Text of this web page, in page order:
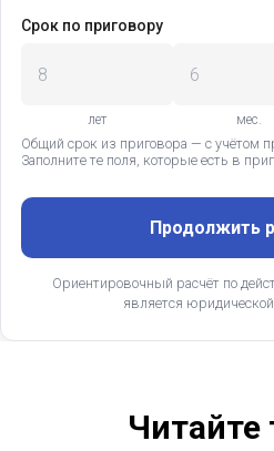
Срок по приговору
лет мес.
Общий срок из приговора — с учётом
Заполните те поля, которые есть в
Продолжить
Ориентировочный расчёт по
является
Читайте